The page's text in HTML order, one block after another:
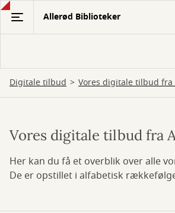
Gå
hovedindhold
Allerød Biblioteker
Digitale tilbud Vores digitale tilbud fra
Vores
digitale
tilbud
Vores digitale tilbud fra
Her kan du få et overblik over alle
De er opstillet i alfabetisk